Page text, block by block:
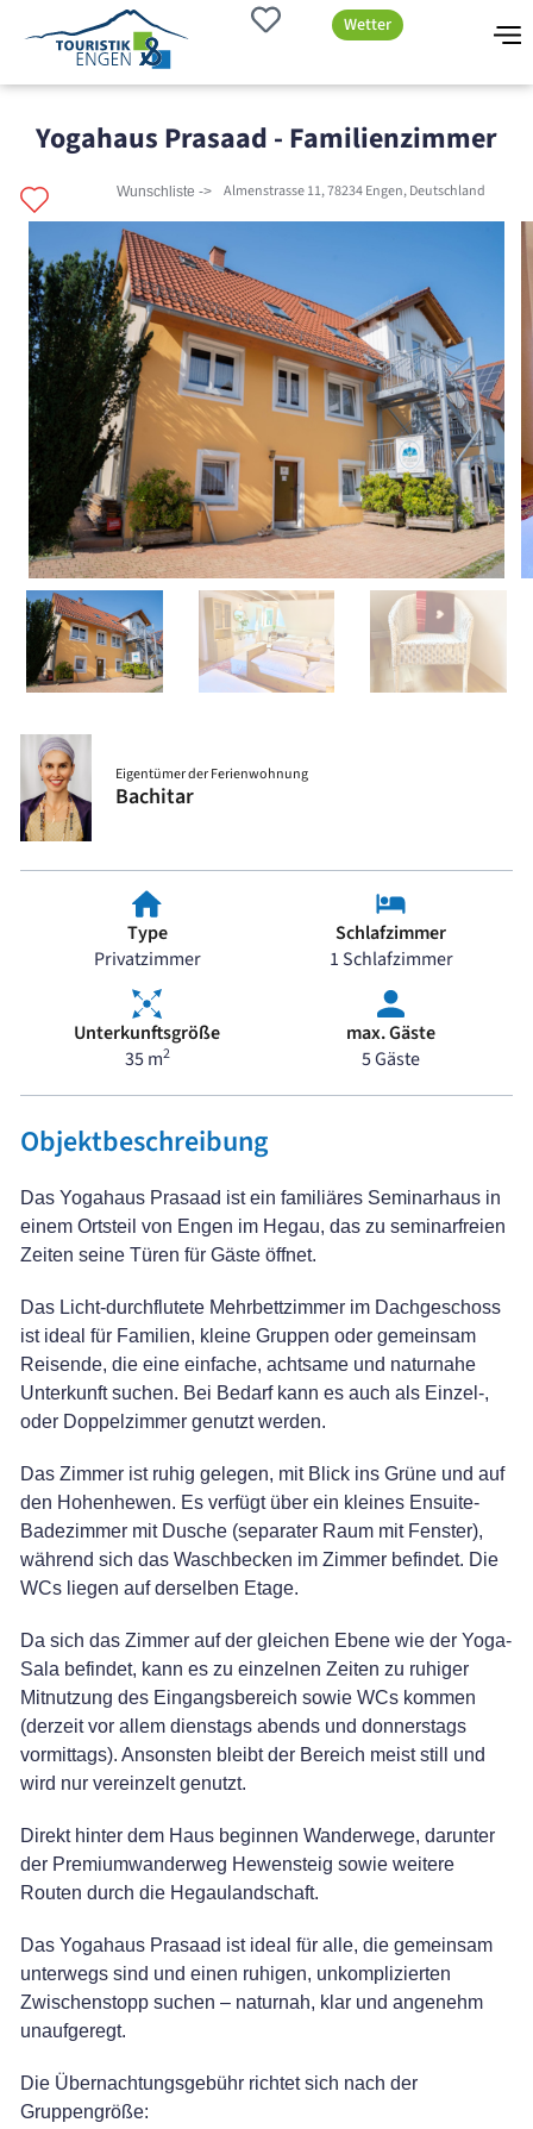
Wetter
Yogahaus Prasaad - Familienzimmer
Almenstrasse 11, 78234 Engen, Deutschland
Wunschliste ->
Eigentümer der Ferienwohnung
Bachitar
Type
Privatzimmer
Schlafzimmer
1 Schlafzimmer
Unterkunftsgröße
35 m2
max. Gäste
5 Gäste
Objektbeschreibung
Das Yogahaus Prasaad ist ein familiäres Seminarhaus in
einem Ortsteil von Engen im Hegau, das zu seminarfreien
Zeiten seine Türen für Gäste öffnet.
Das Licht-durchflutete Mehrbettzimmer im Dachgeschoss
ist ideal für Familien, kleine Gruppen oder gemeinsam
Reisende, die eine einfache, achtsame und naturnahe
Unterkunft suchen. Bei Bedarf kann es auch als Einzel-,
oder Doppelzimmer genutzt werden.
Das Zimmer ist ruhig gelegen, mit Blick ins Grüne und auf
den Hohenhewen. Es verfügt über ein kleines Ensuite-
Badezimmer mit Dusche (separater Raum mit Fenster),
während sich das Waschbecken im Zimmer befindet. Die
WCs liegen auf derselben Etage.
Da sich das Zimmer auf der gleichen Ebene wie der Yoga-
Sala befindet, kann es zu einzelnen Zeiten zu ruhiger
Mitnutzung des Eingangsbereich sowie WCs kommen
(derzeit vor allem dienstags abends und donnerstags
vormittags). Ansonsten bleibt der Bereich meist still und
wird nur vereinzelt genutzt.
Direkt hinter dem Haus beginnen Wanderwege, darunter
der Premiumwanderweg Hewensteig sowie weitere
Routen durch die Hegaulandschaft.
Das Yogahaus Prasaad ist ideal für alle, die gemeinsam
unterwegs sind und einen ruhigen, unkomplizierten
Zwischenstopp suchen – naturnah, klar und angenehm
unaufgeregt.
Die Übernachtungsgebühr richtet sich nach der
Gruppengröße: